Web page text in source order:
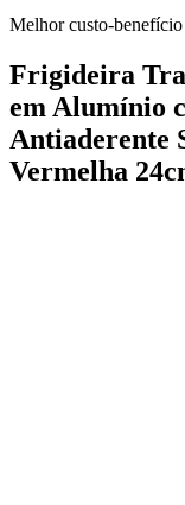
Melhor custo-
Frigideira
em Alumínio
Antiaderente
Vermelha